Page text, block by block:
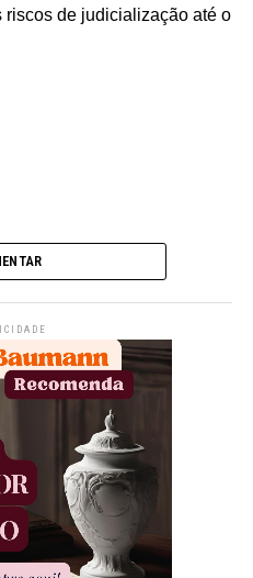
riscos de judicialização até o